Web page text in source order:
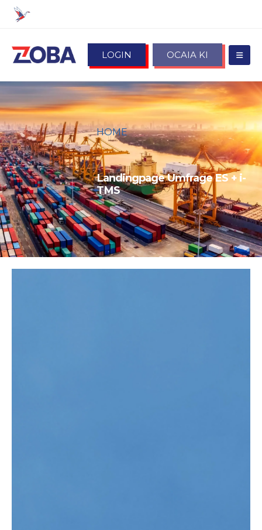
LOGIN OCAIA KI
HOME
LANDINGPAGE UMFRAGE ES +
I-TMS
Landingpage Umfrage ES + i-
TMS